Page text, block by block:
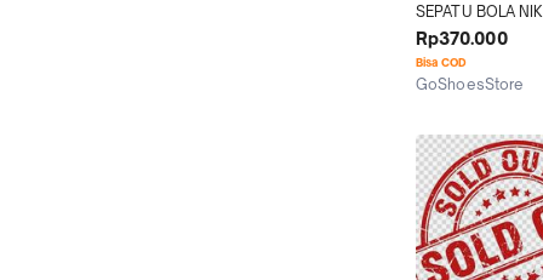
SEPATU BOLA
PHANTOM GT
PUTIH PINK
SEPATU NIKE
Rp370.000
Bisa COD
GoShoesStore